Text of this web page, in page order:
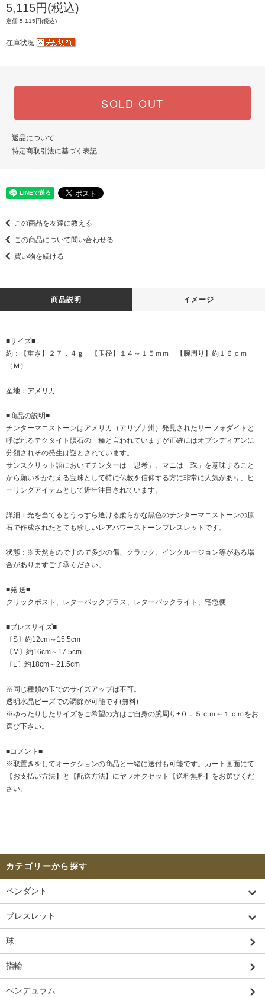
5,115円(税込)
定価 5,115円(税込)
在庫状況
SOLD OUT
返品について
特定商取引法に基づく表記
この商品を友達に教える
この商品について問い合わせる
買い物を続ける
商品説明 イメージ
■サイズ■
約：【重さ】２７．４ｇ 【玉径】１４～１５ｍｍ 【腕周り】約１６ｃｍ
（Ｍ）
産地：アメリカ
■商品の説明■
チンターマニストーンはアメリカ（アリゾナ州）発見されたサーフォダイトと
呼ばれるテクタイト隕石の一種と言われていますが正確にはオブシディアンに
分類されその発生は謎とされています。
サンスクリット語においてチンターは「思考」、マニは「珠」を意味すること
から願いをかなえる宝珠として特に仏教を信仰する方に非常に人気があり、ヒ
ーリングアイテムとして近年注目されています。
詳細：光を当てるとうっすら透ける柔らかな黒色のチンターマニストーンの原
石で作成されたとても珍しいレアパワーストーンブレスレットです。
状態：※天然ものですので多少の傷、クラック、インクルージョン等がある場
合がありますご了承ください。
■発 送■
クリックポスト、レターパックプラス、レターパックライト、宅急便
■ブレスサイズ■
〔S〕約12cm～15.5cm
〔M〕約16cm～17.5cm
〔L〕約18cm～21.5cm
※同じ種類の玉でのサイズアップは不可。
透明水晶ビーズでの調節が可能です(無料)
※ゆったりしたサイズをご希望の方はご自身の腕周り+０．５ｃｍ～１ｃｍをお
選び下さい。
■コメント■
※取置きをしてオークションの商品と一緒に送付も可能です。カート画面にて
【お支払い方法】と【配送方法】にヤフオクセット【送料無料】をお選びくだ
さい。
カテゴリーから探す
ペンダント
ブレスレット
球
指輪
ペンデュラム